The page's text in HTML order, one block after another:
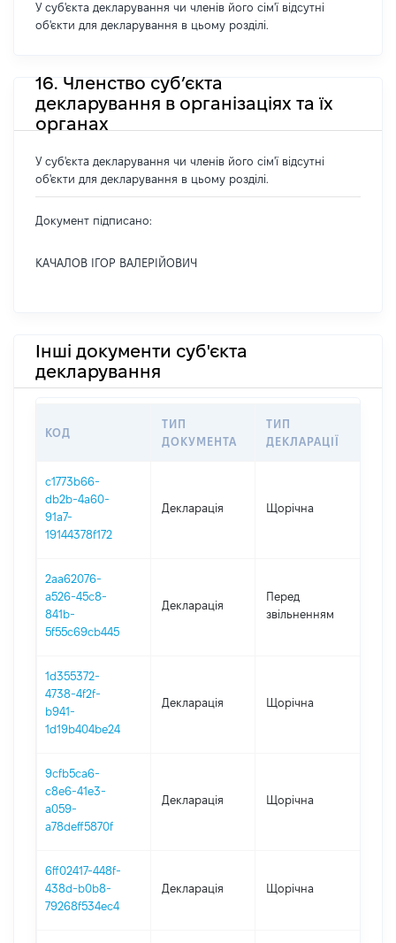
У суб'єкта декларування чи членів його сім'ї відсутні
об'єкти для декларування в цьому розділі.
16. Членство суб’єкта
декларування в організаціях та їх
органах
У суб'єкта декларування чи членів його сім'ї відсутні
об'єкти для декларування в цьому розділі.
Документ підписано:
КАЧАЛОВ ІГОР ВАЛЕРІЙОВИЧ
Інші документи суб'єкта
декларування
КОД
ТИП
ДОКУМЕНТА
ТИП
ДЕКЛАРАЦІЇ
c1773b66-
db2b-4a60-
91a7-
19144378f172
Декларація Щорічна
2aa62076-
a526-45c8-
841b-
5f55c69cb445
Декларація
Перед
звільненням
1d355372-
4738-4f2f-
b941-
1d19b404be24
Декларація Щорічна
9cfb5ca6-
c8e6-41e3-
a059-
a78deff5870f
Декларація Щорічна
6ff02417-448f-
438d-b0b8-
79268f534ec4
Декларація Щорічна